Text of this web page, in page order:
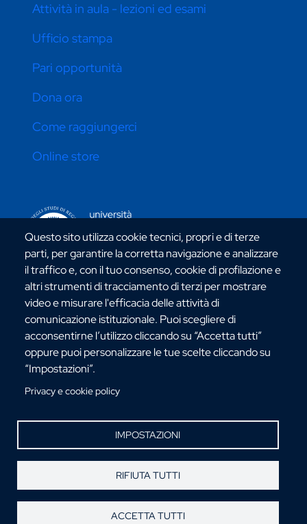
Questo sito utilizza cookie tecnici, propri e di terze
parti, per garantire la corretta navigazione e analizzare
il traffico e, con il tuo consenso, cookie di profilazione e
altri strumenti di tracciamento di terzi per mostrare
video e misurare l'efficacia delle attività di
comunicazione istituzionale. Puoi scegliere di
acconsentirne l’utilizzo cliccando su “Accetta tutti”
oppure puoi personalizzare le tue scelte cliccando su
“Impostazioni”.
Privacy e cookie policy
IMPOSTAZIONI
RIFIUTA TUTTI
ACCETTA TUTTI
CONTATTI ATENEO
Via dell'Università, 25 - 89124 Reggio Calabria
C.F. 80006510806
URP:urp@unirc.it
PEC:amministrazione@pec.unirc.it
©Copyright 2025 - Università degli Studi
Mediterranea di Reggio Calabria
Attività in aula - lezioni ed esami
Ufficio stampa
Pari opportunità
Dona ora
Come raggiungerci
Online store